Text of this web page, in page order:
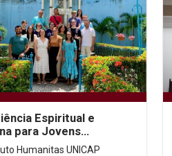
Espiritual e
para Jovens
Humanitas UNICAP